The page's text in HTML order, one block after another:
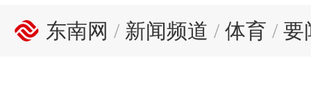
东南网 / 新闻频道 / 体育 / 要